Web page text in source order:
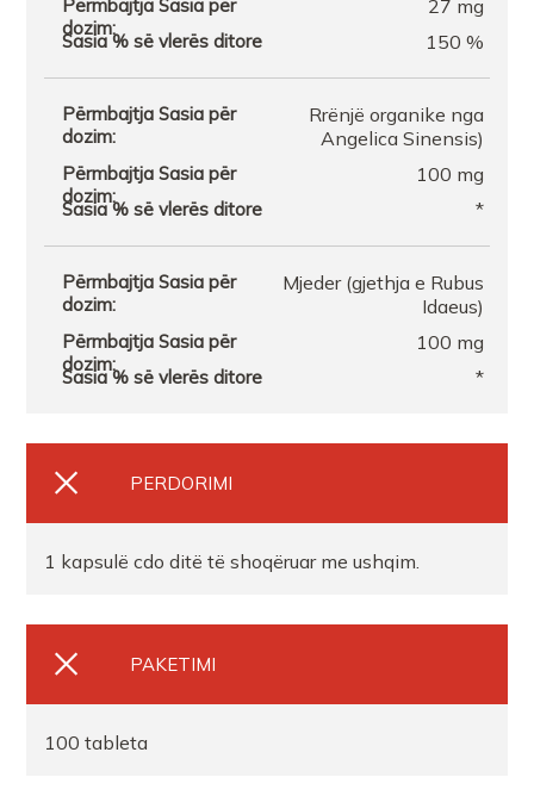
27 mg
150 %
Rrënjë organike nga
Angelica Sinensis)
100 mg
*
Mjeder (gjethja e Rubus
Idaeus)
100 mg
*
PERDORIMI
1 kapsulë cdo ditë të shoqëruar me ushqim.
PAKETIMI
100 tableta